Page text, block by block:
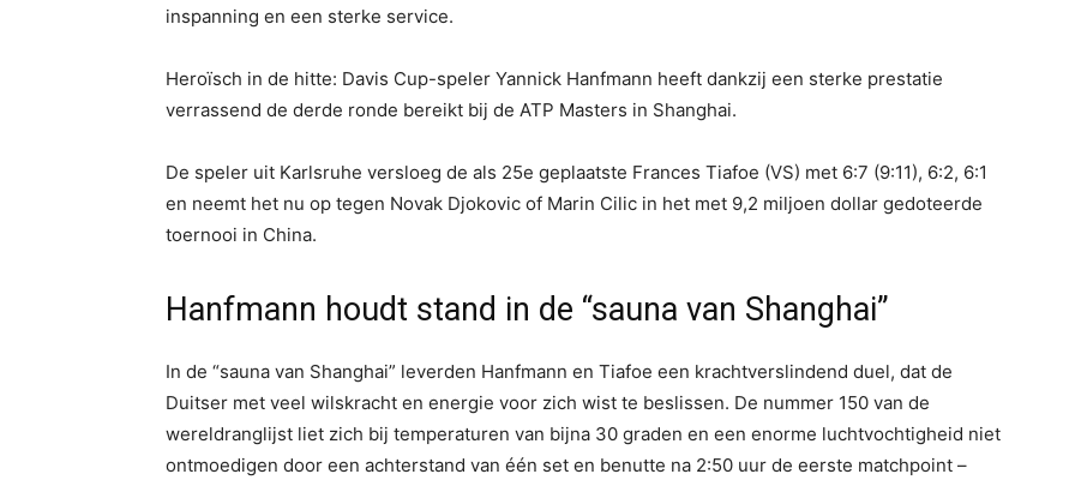
inspanning en een sterke service.
Heroïsch in de hitte: Davis Cup-speler Yannick Hanfmann heeft dankzij een sterke prestatie
verrassend de derde ronde bereikt bij de ATP Masters in Shanghai.
De speler uit Karlsruhe versloeg de als 25e geplaatste Frances Tiafoe (VS) met 6:7 (9:11), 6:2, 6:1
en neemt het nu op tegen Novak Djokovic of Marin Cilic in het met 9,2 miljoen dollar gedoteerde
toernooi in China.
Hanfmann houdt stand in de “sauna van Shanghai”
In de “sauna van Shanghai” leverden Hanfmann en Tiafoe een krachtverslindend duel, dat de
Duitser met veel wilskracht en energie voor zich wist te beslissen. De nummer 150 van de
wereldranglijst liet zich bij temperaturen van bijna 30 graden en een enorme luchtvochtigheid niet
ontmoedigen door een achterstand van één set en benutte na 2:50 uur de eerste matchpoint –